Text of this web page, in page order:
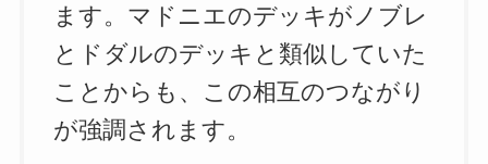
ます。マドニエのデッキがノブレ
とドダルのデッキと類似していた
ことからも、この相互のつながり
が強調されます。